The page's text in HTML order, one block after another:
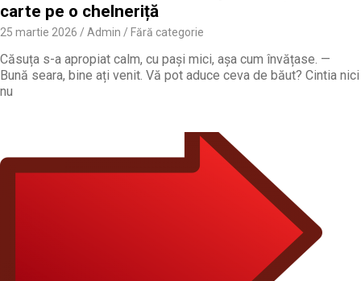
carte pe o chelneriță
25 martie 2026 Admin Fără categorie
Căsuța s-a apropiat calm, cu pași mici, așa cum învățase. —
Bună seara, bine ați venit. Vă pot aduce ceva de băut? Cintia nici
nu